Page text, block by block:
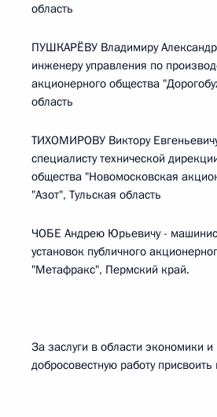
область
ПУШКАРЁВУ Владимиру
инженеру управления по
акционерного общества
область
ТИХОМИРОВУ Виктору
специалисту технической
общества "Новомосковская
"Азот", Тульская область
ЧОБЕ Андрею Юрьевичу -
установок публичного
"Метафракс", Пермский край.
За заслуги в области экономики
добросовестную работу